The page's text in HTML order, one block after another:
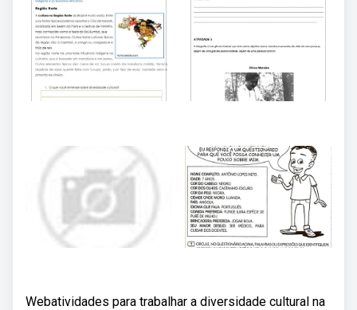
Webatividades para trabalhar a diversidade cultural na